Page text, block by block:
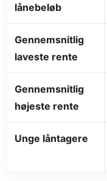
lånebeløb
Gennemsnitlig
laveste rente
Gennemsnitlig
højeste rente
Unge låntagere